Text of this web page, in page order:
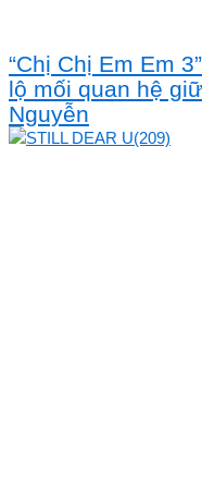
“Chị Chị Em Em
lộ mối quan hệ
Nguyễn